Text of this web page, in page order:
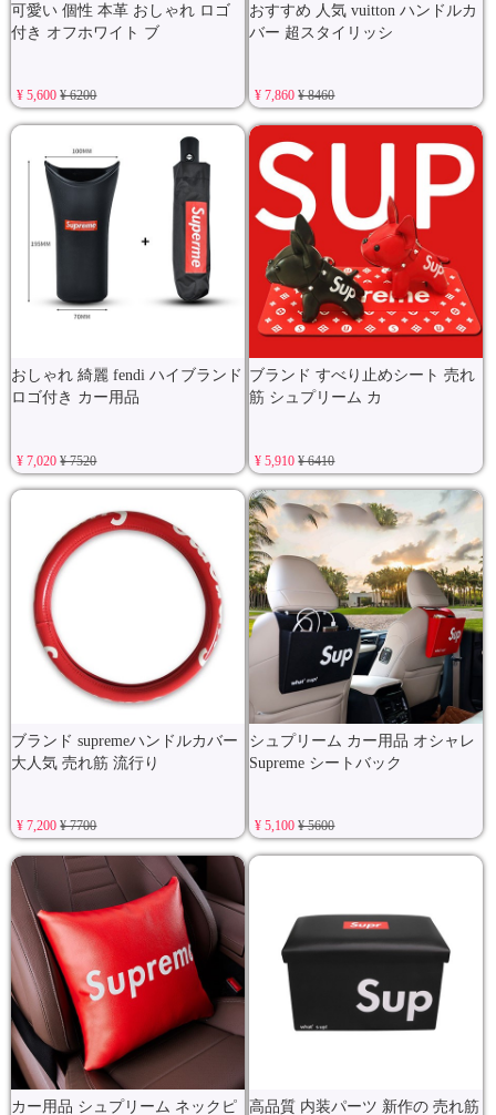
可愛い 個性 本革 おしゃれ ロゴ
付き オフホワイト ブ
¥ 5,600¥ 6200
おすすめ 人気 vuitton ハンドルカ
バー 超スタイリッシ
¥ 7,860¥ 8460
おしゃれ 綺麗 fendi ハイブランド
ロゴ付き カー用品
¥ 7,020¥ 7520
ブランド すべり止めシート 売れ
筋 シュプリーム カ
¥ 5,910¥ 6410
ブランド supremeハンドルカバー
大人気 売れ筋 流行り
¥ 7,200¥ 7700
シュプリーム カー用品 オシャレ
Supreme シートバック
¥ 5,100¥ 5600
カー用品 シュプリーム ネックピ 高品質 内装パーツ 新作の 売れ筋